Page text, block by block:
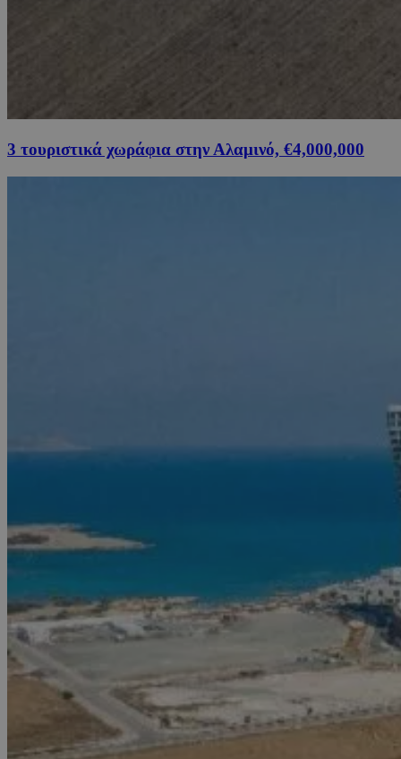
3 τουριστικά χωράφια στην Αλαμινό, €4,000,000